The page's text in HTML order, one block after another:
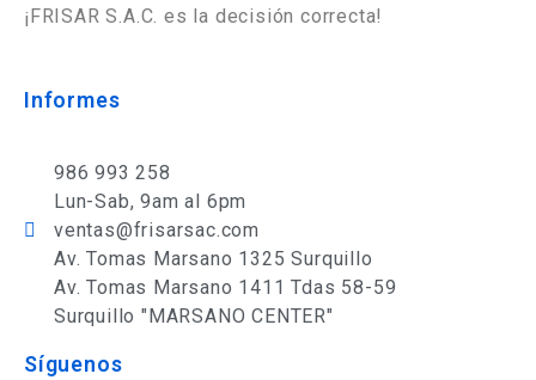
¡FRISAR S.A.C. es la decisión correcta!
Informes
986 993 258
Lun-Sab, 9am al 6pm
ventas@frisarsac.com
Av. Tomas Marsano 1325 Surquillo
Av. Tomas Marsano 1411 Tdas 58-59
Surquillo "MARSANO CENTER"
Síguenos